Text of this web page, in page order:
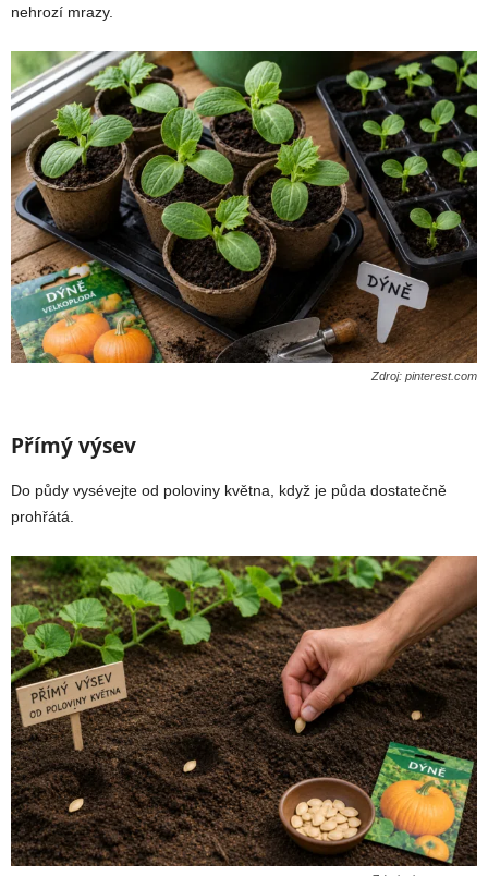
nehrozí mrazy.
Zdroj: pinterest.com
Přímý výsev
Do půdy vysévejte od poloviny května, když je půda dostatečně
prohřátá.